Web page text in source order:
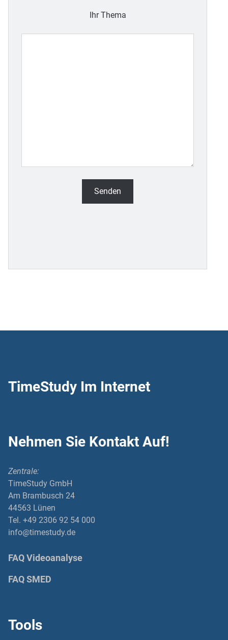
Ihr Thema
TimeStudy Im Internet
Nehmen Sie Kontakt Auf!
Zentrale:
TimeStudy GmbH
Am Brambusch 24
44563 Lünen
Tel. +49 2306 92 54 000
info@timestudy.de
FAQ Videoanalyse
FAQ SMED
Tools